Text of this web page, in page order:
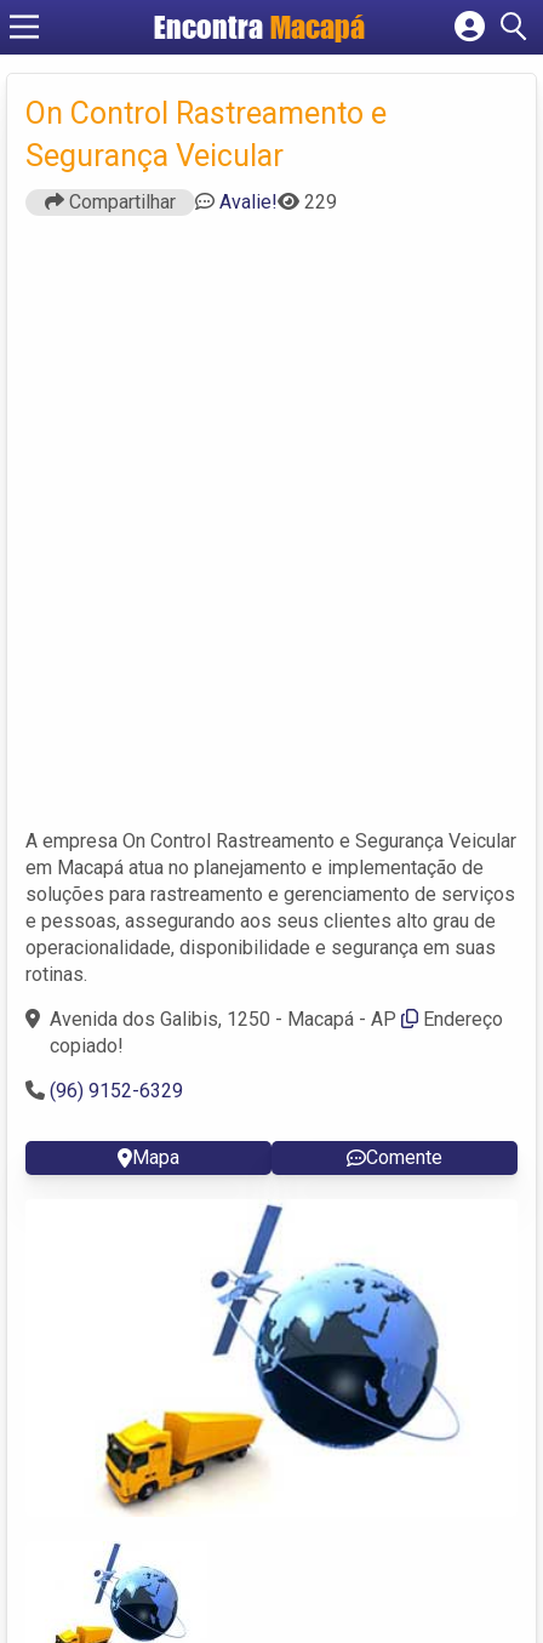
EncontraMacapá
Cadastrar empresa
Criar conta
On Control Rastreamento e
Segurança Veicular
Compartilhar Avalie! 229
A empresa On Control Rastreamento e Segurança Veicular
em Macapá atua no planejamento e implementação de
soluções para rastreamento e gerenciamento de serviços
e pessoas, assegurando aos seus clientes alto grau de
operacionalidade, disponibilidade e segurança em suas
rotinas.
Avenida dos Galibis, 1250 - Macapá - AP
Endereço
copiado!
(96) 9152-6329 ‎
Mapa Comente